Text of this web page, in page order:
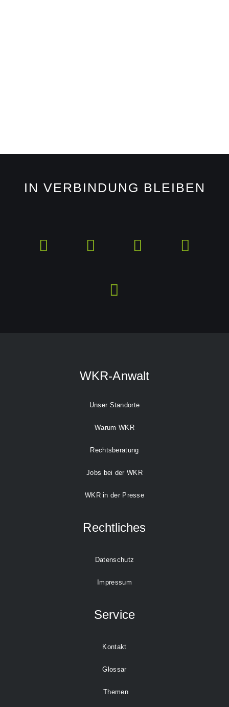
IN VERBINDUNG BLEIBEN
WKR-Anwalt
Unser Standorte
Warum WKR
Rechtsberatung
Jobs bei der WKR
WKR in der Presse
Rechtliches
Datenschutz
Impressum
Service
Kontakt
Glossar
Themen